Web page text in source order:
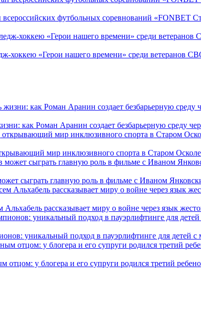
всероссийских футбольных соревнований «FONBET
хоккею «Герои нашего времени» среди ветеранов
как Роман Аранин создает безбарьерную среду
мир инклюзивного спорта в Старом Осколе
сыграть главную роль в фильме с Иваном
рассказывает миру о войне через язык
уникальный подход в пауэрлифтинге для детей
отцом: у блогера и его супруги родился третий